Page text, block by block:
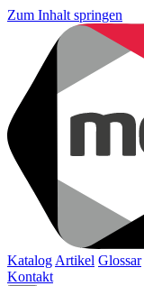
Zum Inhalt springen
Katalog Artikel Glossar
Kontakt